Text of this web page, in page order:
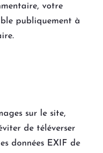
votre
publiquement à
sur le site,
de téléverser
données EXIF de